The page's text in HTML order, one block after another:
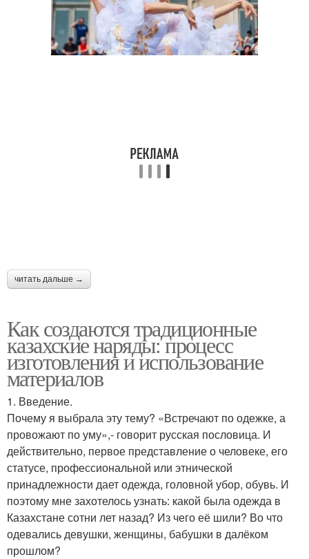
читать дальше →
Как создаются традиционные
казахские наряды: процесс
изготовления и использование
материалов
1. Введение.
Почему я выбрала эту тему? «Встречают по одежке, а
провожают по уму»,- говорит русская пословица. И
действительно, первое представление о человеке, его
статусе, профессиональной или этнической
принадлежности дает одежда, головной убор, обувь. И
поэтому мне захотелось узнать: какой была одежда в
Казахстане сотни лет назад? Из чего её шили? Во что
одевались девушки, женщины, бабушки в далёком
прошлом?